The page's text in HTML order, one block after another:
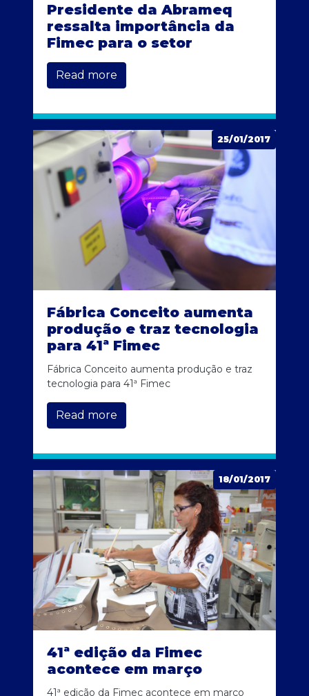
Presidente da Abrameq
ressalta importância da
Fimec para o setor
Read more
25/01/2017
Fábrica Conceito aumenta
produção e traz tecnologia
para 41ª Fimec
Fábrica Conceito aumenta produção e traz
tecnologia para 41ª Fimec
Read more
18/01/2017
41ª edição da Fimec
acontece em março
41ª edição da Fimec acontece em março